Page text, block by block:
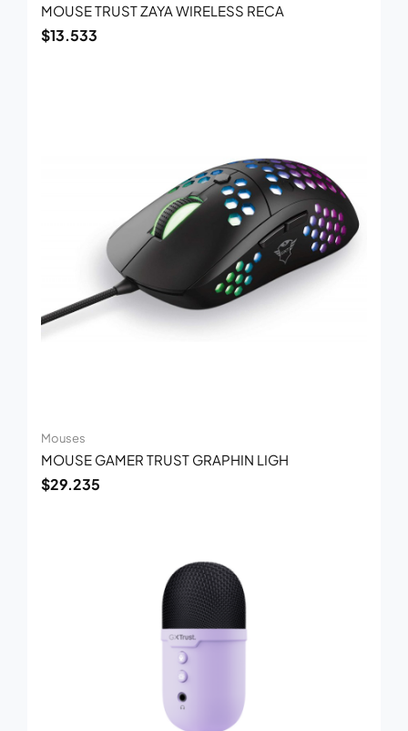
MOUSE TRUST ZAYA WIRELESS RECA
$13.533
Mouses
MOUSE GAMER TRUST GRAPHIN LIGH
$29.235